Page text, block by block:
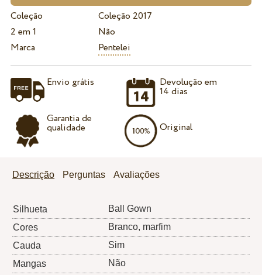
Coleção
Coleção 2017
2 em 1
Não
Marca
Pentelei
Envio grátis
Garantia de
qualidade
Devolução em
14 dias
Original
Descrição Perguntas Avaliações
Silhueta
Ball Gown
Cores
Branco, marfim
Cauda
Sim
Mangas
Não